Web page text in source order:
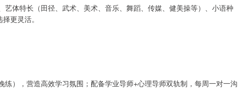
体特长（田径、武术、美术、音乐、舞蹈、传媒、健美操等）、小语种
更灵活。
），营造高效学习氛围；配备学业导师+心理导师双轨制，每周一对一沟